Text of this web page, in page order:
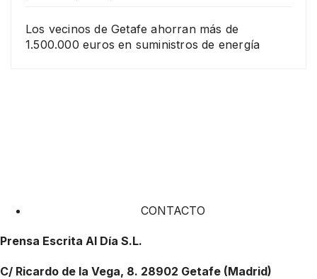
Los vecinos de Getafe ahorran más de
1.500.000 euros en suministros de energía
CONTACTO
Prensa Escrita Al Día S.L.
C/ Ricardo de la Vega, 8. 28902 Getafe (Madrid)